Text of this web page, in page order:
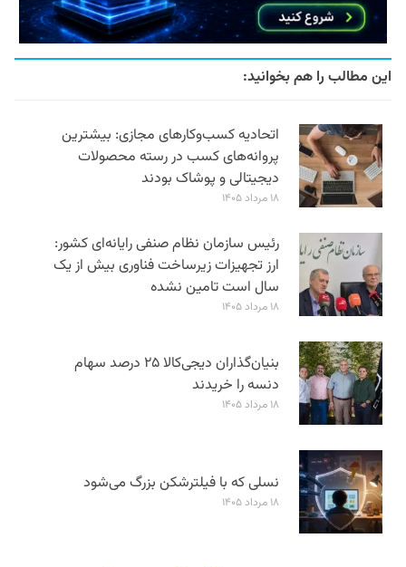
این مطالب را هم بخوانید:
اتحادیه کسب‌وکارهای مجازی: بیشترین
پروانه‌های کسب در رسته محصولات
دیجیتالی و پوشاک بودند
۱۸ مرداد ۱۴۰۵
رئیس سازمان نظام صنفی رایانه‌ای کشور:
ارز تجهیزات زیرساخت فناوری بیش از یک
سال است تامین نشده
۱۸ مرداد ۱۴۰۵
بنیان‌گذاران دیجی‌کالا ۲۵ درصد سهام
دنسه را خریدند
۱۸ مرداد ۱۴۰۵
نسلی که با فیلترشکن بزرگ می‌شود
۱۸ مرداد ۱۴۰۵